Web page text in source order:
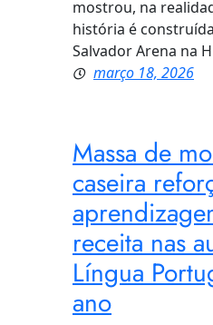
mostrou, na
história é
Salvador Arena na
março 18, 2026
Massa de
caseira
receita nas
Língua
ano